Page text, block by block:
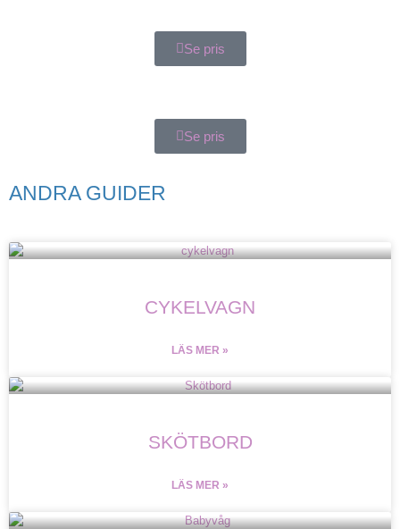
Se pris
Se pris
ANDRA GUIDER
CYKELVAGN
LÄS MER »
SKÖTBORD
LÄS MER »